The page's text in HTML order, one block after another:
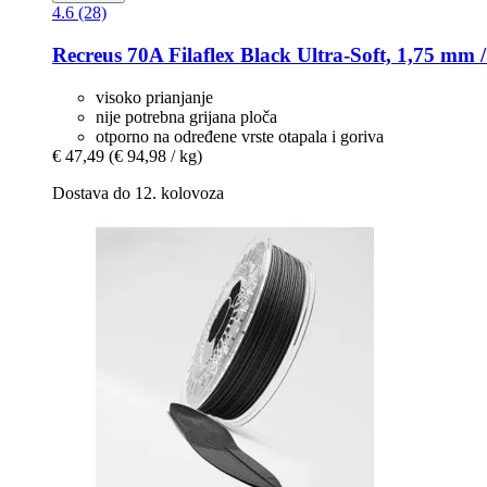
4.6 (28)
Recreus 70A Filaflex Black Ultra-​Soft, 1,75 mm
visoko prianjanje
nije potrebna grijana ploča
otporno na određene vrste otapala i goriva
€ 47,49 (€ 94,98 / kg)
Dostava do 12. kolovoza